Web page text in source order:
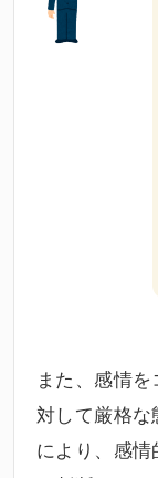
また、感情
対して厳格
により、感